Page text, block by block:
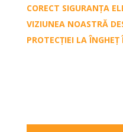
CORECT SIGURANȚA
VIZIUNEA NOASTRĂ
PROTECȚIEI LA